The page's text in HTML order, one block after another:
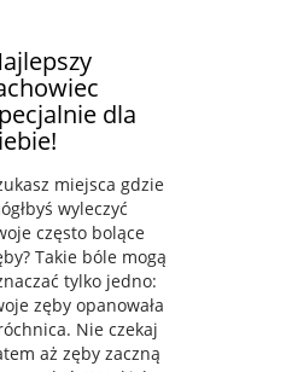
dla
miejsca gdzie
wyleczyć
często bolące
Takie bóle mogą
tylko jedno:
zęby opanowała
Nie czekaj
aż zęby zaczną